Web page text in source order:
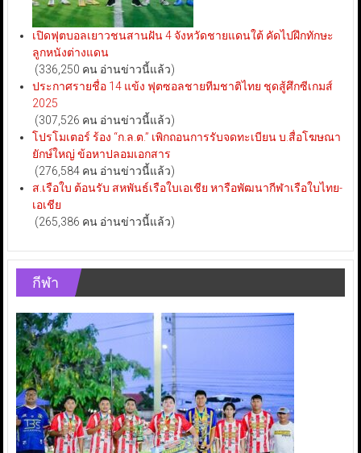
เปิดฟุตบอลเยาวชนสานฝัน 4 จังหวัดชายแดนใต้ คัดไปฝึกทักษะ
ลูกหนังต่างแดน
(336,250 คน อ่านข่าวนี้แล้ว)
ประกาศรายชื่อ 14 แข้ง ฟุตซอลชายทีมชาติไทย ชุดสู้ศึกซีเกมส์
2025
(307,526 คน อ่านข่าวนี้แล้ว)
โปรโมเตอร์ ร้อง “ก.ล.ต.” เพิกถอนการรับจดทะเบียน บ.สื่อโฆษณา
ยักษ์ใหญ่ ข้อหาปลอมเอกสาร
(276,584 คน อ่านข่าวนี้แล้ว)
ส.เรือใบ ต้อนรับ สหพันธ์เรือใบเอเชีย หารือพัฒนากีฬาเรือใบไทย-
เอเชีย
(265,386 คน อ่านข่าวนี้แล้ว)
กีฬา